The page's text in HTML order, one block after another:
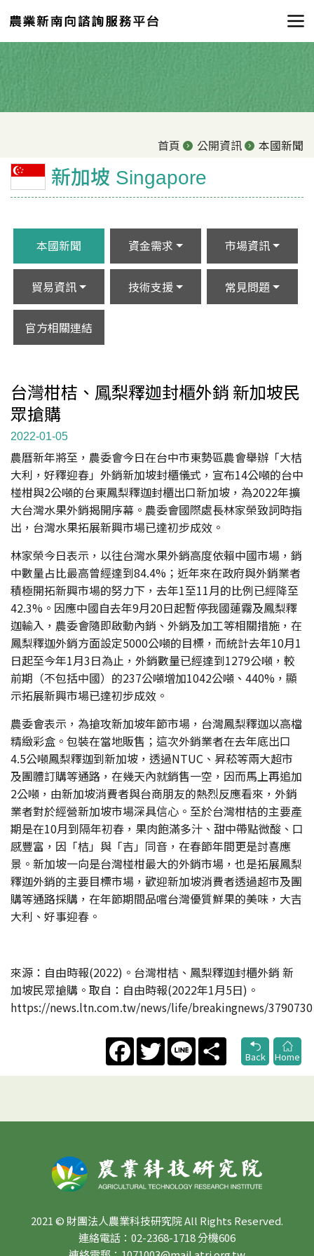
首頁 公開資訊 本國新聞
新加坡 Singapore
本國新聞 資金需求 市場資訊
貿易資訊 技術支援 常見問題
官方相關連結
台灣柑桔、鳳梨釋迦封櫃外銷 新加坡民
眾搶購
2022-01-05
農曆新年將至，農委會今日在台中市東勢區農會舉辦「大桔
大利，好釋迎春」外銷新加坡封櫃儀式，宣布14公噸的台中
椪柑與2公噸的台東鳳梨釋迦封櫃出口新加坡，為2022年擴
大台灣水果外銷揭開序幕。農委會國際處長林家榮致詞時指
出，台灣水果拓展新興市場已達初步成效。
林家榮今日表示，以往台灣水果外銷高度依賴中國市場，銷
中數量占比最高曾經達到84.4%；近年來在政府與外銷業者
積極開拓新興市場的努力下，去年1至11月的比例已經降至
42.3%。因應中國自去年9月20日起暫停我國蓮霧及鳳梨釋
迦輸入，農委會隨即啟動內銷、外銷及加工等相關措施，在
鳳梨釋迦外銷方面設定5000公噸的目標，而統計去年10月1
日起至今年1月3日為止，外銷數量已經達到1279公噸，較
前期（不包括中國）的237公噸增加1042公噸、440%，顯
示拓展新興市場已達初步成效。
農委會表示，為搶攻新加坡年節市場，台灣鳳梨釋迦以高檔
精緻彩盒。包裝在當地販售；這次外銷業者在去年底出口
4.5公噸鳳梨釋迦到新加坡，透過NTUC、昇菘等兩大超市
及團體訂購等通路，在幾天內就銷售一空，因而馬上再追加
2公噸，由新加坡消費者與台商朋友的熱烈反應看來，外銷
業者對於經營新加坡市場深具信心。至於台灣柑桔的主要產
期是在10月到隔年初春，果肉飽滿多汁、甜中帶點微酸、口
感豐富，因「桔」與「吉」同音，在春節年間更是討喜應
景。新加坡一向是台灣椪柑最大的外銷市場，也是拓展鳳梨
釋迦外銷的主要目標市場，歡迎新加坡消費者透過超市及團
購等通路採購，在年節期間品嚐台灣優質鮮果的美味，大吉
大利、好事迎春。
來源：自由時報(2022)。台灣柑桔、鳳梨釋迦封櫃外銷 新
加坡民眾搶購。取自：自由時報(2022年1月5日)。
https://news.ltn.com.tw/news/life/breakingnews/3790730
FacebookTwitter Line
Share
Back
Home
2021 © 財團法人農業科技研究院 All Rights Reserved.
連絡電話：02-2368-1718 分機606